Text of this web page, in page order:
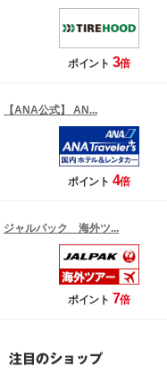
ポイント 3倍
【ANA公式】 AN...
ポイント 4倍
ジャルパック 海外ツ...
ポイント 7倍